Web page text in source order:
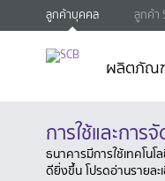
ลูกค้าบุคคล ลูกค้า
ผลิตภัณ
การใช้และการ
ธนาคารมีการใช้เทคโน
ดียิ่งขึ้น โปรดอ่านรายละ